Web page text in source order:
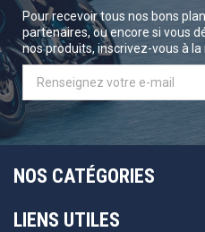
Pour recevoir tous nos bons
partenaires, ou encore si vous
nos produits, inscrivez-vous à la
NOS CATÉGORIES
LIENS UTILES